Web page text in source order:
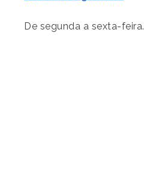
De segunda a sexta-feira.